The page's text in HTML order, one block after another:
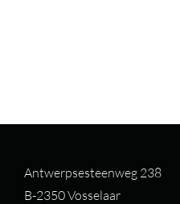
Antwerpsesteenweg 238
B-2350 Vosselaar